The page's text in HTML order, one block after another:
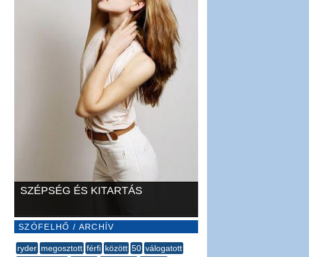
SZÉPSÉG ÉS KITARTÁS
SZÓFELHŐ / ARCHÍV
ryder megosztott férfi között 50 válogatott